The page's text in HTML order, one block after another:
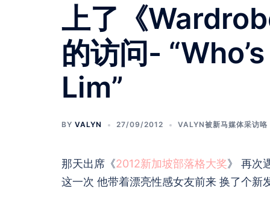
上了《
的访问-
Lim”
BY VALYN 27/09/2012 VALYN被新马媒体采访咯
那天出席《2012新加坡部落格大奖》 再次
这一次 他带着漂亮性感女友前来 换了个新